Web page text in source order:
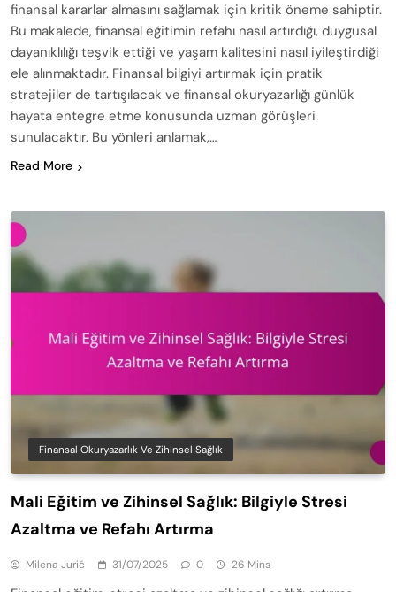
finansal kararlar almasını sağlamak için kritik öneme sahiptir.
Bu makalede, finansal eğitimin refahı nasıl artırdığı, duygusal
dayanıklılığı teşvik ettiği ve yaşam kalitesini nasıl iyileştirdiği
ele alınmaktadır. Finansal bilgiyi artırmak için pratik
stratejiler de tartışılacak ve finansal okuryazarlığı günlük
hayata entegre etme konusunda uzman görüşleri
sunulacaktır. Bu yönleri anlamak,…
Read More
Finansal Okuryazarlık Ve Zihinsel Sağlık
Mali Eğitim ve Zihinsel Sağlık: Bilgiyle Stresi
Azaltma ve Refahı Artırma
Milena Jurić 31/07/2025 0 26 Mins